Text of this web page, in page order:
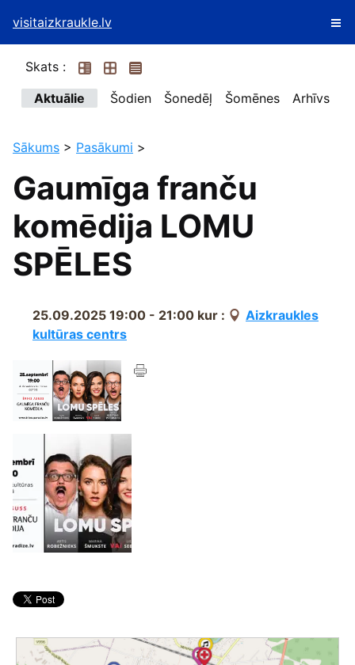
visitaizkraukle.lv
Skats :
Aktuālie
Šodien Šonedēļ Šomēnes Arhīvs
Sākums > Pasākumi >
Gaumīga franču
komēdija LOMU
SPĒLES
25.09.2025 19:00 - 21:00 kur :
Aizkraukles
kultūras centrs